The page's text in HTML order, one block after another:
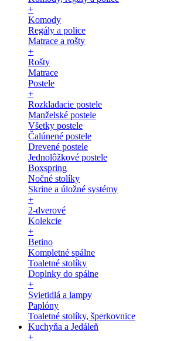
+
Komody
Regály a police
Matrace a rošty
+
Rošty
Matrace
Postele
+
Rozkladacie postele
Manželské postele
Všetky postele
Čalúnené postele
Drevené postele
Jednolôžkové postele
Boxspring
Nočné stolíky
Skrine a úložné systémy
+
2-dverové
Kolekcie
+
Betino
Kompletné spálne
Toaletné stolíky
Doplnky do spálne
+
Svietidlá a lampy
Paplóny
Toaletné stolíky, šperkovnice
Kuchyňa a Jedáleň
+